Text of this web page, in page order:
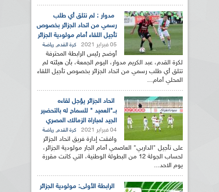
مدوار : لم نتلق أي طلب
رسمي من اتحاد الجزائر بخصوص
تأجيل اللقاء أمام مولودية الجزائر
05 فبراير 2021 كرة القدم, رياضة
أوضح رئيس الرابطة المحترفة
لكرة القدم، عبد الكريم مدوار، اليوم الجمعة، بأن هيئته لم
تتلق أي طلب رسمي من اتحاد الجزائر بخصوص تأجيل اللقاء
المحلي أمام...
اتحاد الجزائر يؤجل لقاءه
بــ"العميد " للسماح له بالتحضير
الجيد لمباراة الزمالك المصري
04 فبراير 2021 كرة القدم, رياضة
وافقت إدارة فريق اتحاد الجزائر
على تأجيل "الداربي" العاصمي أمام الجار مولودية الجزائر،
لحساب الجولة 12 من البطولة الوطنية، التي كانت مقررة
يوم الاحد...
الرابطة الأولى: مولودية الجزائر